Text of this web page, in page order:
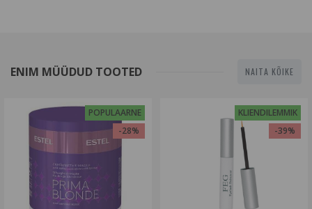
ENIM MÜÜDUD TOOTED NAITA KÕIKE
POPULAARNE
-28%
KLIENDILEMMIK
-39%